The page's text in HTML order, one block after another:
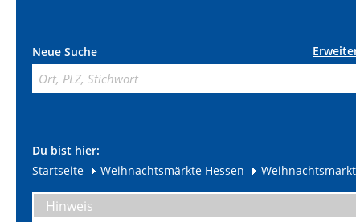
Neue Suche
Du bist hier:
Startseite
Weihnachtsmärkte Hessen
Hinweis